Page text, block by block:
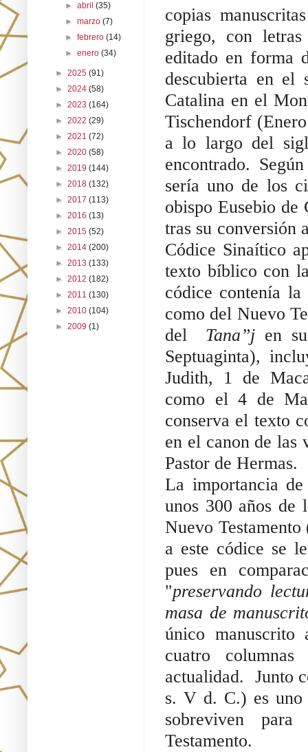
copias
griego, con
editado en forma
descubierta en el
Catalina en el
Tischendorf
a lo largo del
encontrado.
sería uno de los
obispo Eusebio de
tras su conversión
Códice Sinaítico
texto bíblico con
códice contenía
como del Nuevo
del Tana”j en
Septuaginta),
Judith, 1 de
como el 4 de
conserva el texto
en el canon de las
Pastor de Hermas.
La importancia
unos 300 años de
Nuevo
a este códice se
pues en
"preservando
masa de
único manuscrito
cuatro
actualidad.  Junto
s. V d. C.) es uno
sobreviven
Testamento.
►abril(35)
►marzo(7)
►febrero(14)
►enero(34)
► 2025 (91)
► 2024 (58)
► 2023 (164)
► 2022 (29)
► 2021 (72)
► 2020 (58)
► 2019 (144)
► 2018 (132)
► 2017 (113)
► 2016 (13)
► 2015 (52)
► 2014 (200)
► 2013 (133)
► 2012 (182)
► 2011 (130)
► 2010 (104)
► 2009 (1)